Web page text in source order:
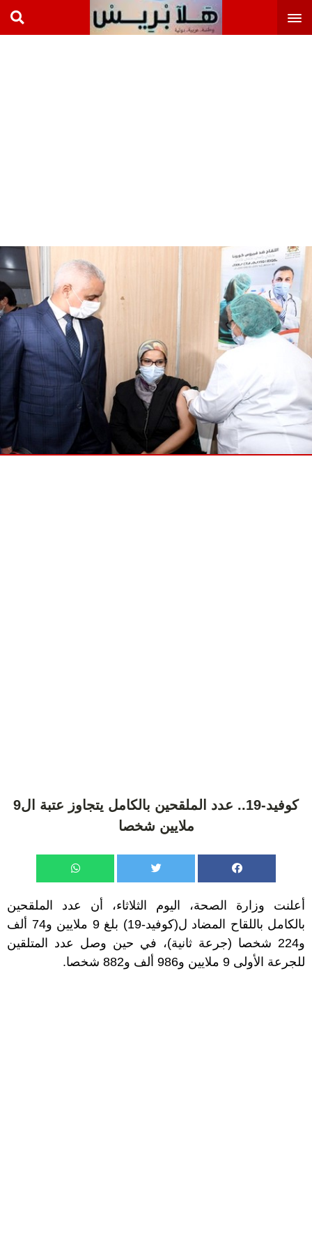
كوفيد-19.. عدد الملقحين بالكامل يتجاوز عتبة ال9
ملايين شخصا
أعلنت وزارة الصحة، اليوم الثلاثاء، أن عدد الملقحين
بالكامل باللقاح المضاد ل(كوفيد-19) بلغ 9 ملايين و74 ألف
و224 شخصا (جرعة ثانية)، في حين وصل عدد المتلقين
للجرعة الأولى 9 ملايين و986 ألف و882 شخصا.